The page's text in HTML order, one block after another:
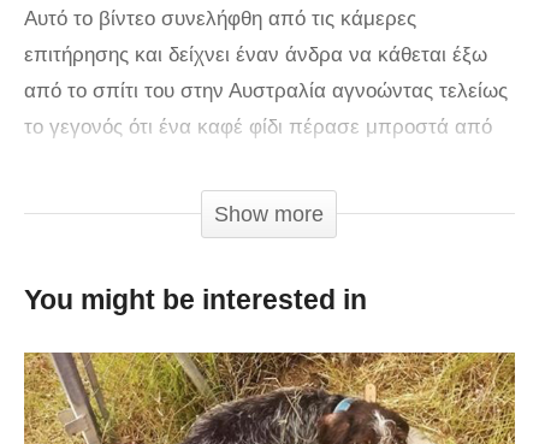
Αυτό το βίντεο συνελήφθη από τις κάμερες
επιτήρησης και δείχνει έναν άνδρα να κάθεται έξω
από το σπίτι του στην Αυστραλία αγνοώντας τελείως
το γεγονός ότι ένα καφέ φίδι πέρασε μπροστά από
το ερπετό και το ακολούθησε μέχρι τον ιδιοκτήτη του
προειδοποιώντας τον να φύγει. Όταν το είδε ο
τον τετράποδο φίλο του μακριά.
via
Show more
You might be interested in